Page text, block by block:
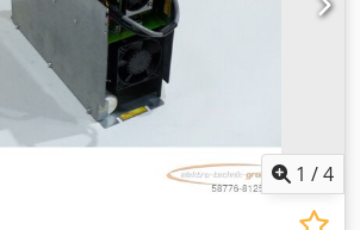
1 /4